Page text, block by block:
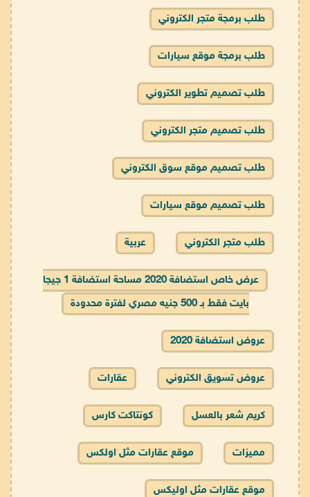
طلب برمجة متجر الكتروني
طلب برمجة موقع سيارات
طلب تصميم تطوير الكتروني
طلب تصميم متجر الكتروني
طلب تصميم موقع سوق الكتروني
طلب تصميم موقع سيارات
طلب متجر الكتروني عربية
عرض خاص استضافة 2020 مساحة استضافة 1 جيجا
بايت فقط بـ 500 جنيه مصري لفترة محدودة
عروض استضافة 2020
عروض تسويق الكتروني عقارات
كريم شعر بالعسل كونتاكت كارس
مميزات موقع عقارات مثل اولكس
موقع عقارات مثل اوليكس